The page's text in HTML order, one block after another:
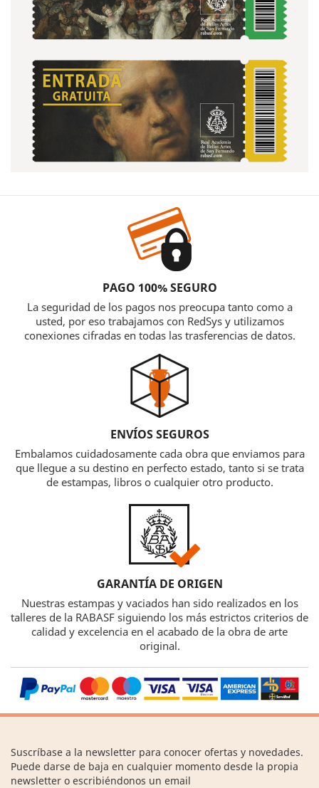
PAGO 100% SEGURO
La seguridad de los pagos nos preocupa tanto como a
usted, por eso trabajamos con RedSys y utilizamos
conexiones cifradas en todas las trasferencias de datos.
ENVÍOS SEGUROS
Embalamos cuidadosamente cada obra que enviamos para
que llegue a su destino en perfecto estado, tanto si se trata
de estampas, libros o cualquier otro producto.
GARANTÍA DE ORIGEN
Nuestras estampas y vaciados han sido realizados en los
talleres de la RABASF siguiendo los más estrictos criterios de
calidad y excelencia en el acabado de la obra de arte
original.
Suscríbase a la newsletter para conocer ofertas y novedades.
Puede darse de baja en cualquier momento desde la propia
newsletter o escribiéndonos un email